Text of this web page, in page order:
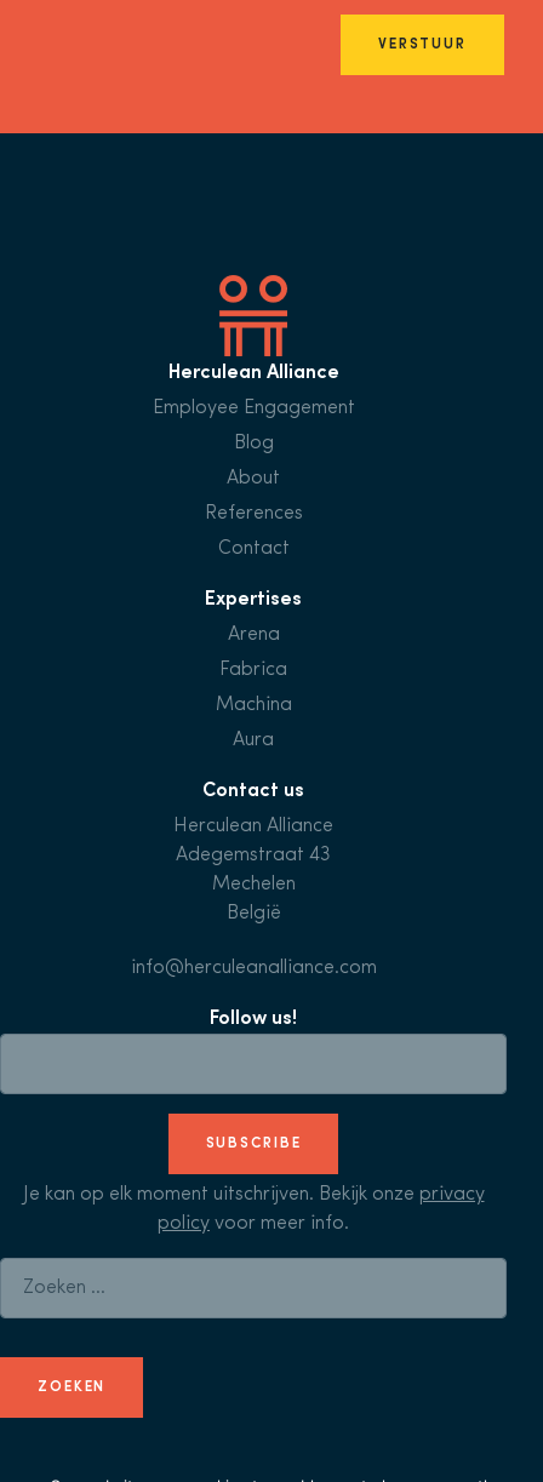
VERSTUUR
Herculean Alliance
Employee Engagement
Blog
About
References
Contact
Expertises
Arena
Fabrica
Machina
Aura
Contact us
Herculean Alliance
Adegemstraat 43
Mechelen
België
info@herculeanalliance.com
Follow us!
SUBSCRIBE
Je kan op elk moment uitschrijven. Bekijk onze privacy
policy voor meer info.